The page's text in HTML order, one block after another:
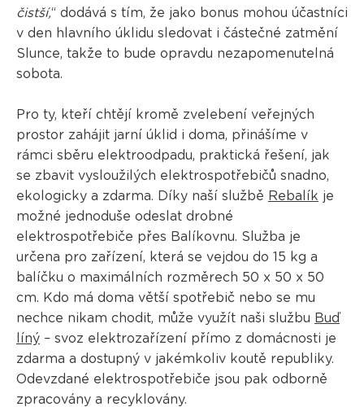
čistší,“ dodává s tím, že jako bonus mohou účastníci
v den hlavního úklidu sledovat i částečné zatmění
Slunce, takže to bude opravdu nezapomenutelná
sobota.
Pro ty, kteří chtějí kromě zvelebení veřejných
prostor zahájit jarní úklid i doma, přinášíme v
rámci sběru elektroodpadu, praktická řešení, jak
se zbavit vysloužilých elektrospotřebičů snadno,
ekologicky a zdarma. Díky naší službě Rebalík je
možné jednoduše odeslat drobné
elektrospotřebiče přes Balíkovnu. Služba je
určena pro zařízení, která se vejdou do 15 kg a
balíčku o maximálních rozměrech 50 x 50 x 50
cm. Kdo má doma větší spotřebič nebo se mu
nechce nikam chodit, může využít naši službu Buď
líný– svoz elektrozařízení přímo z domácnosti je
zdarma a dostupný v jakémkoliv koutě republiky.
Odevzdané elektrospotřebiče jsou pak odborně
zpracovány a recyklovány.